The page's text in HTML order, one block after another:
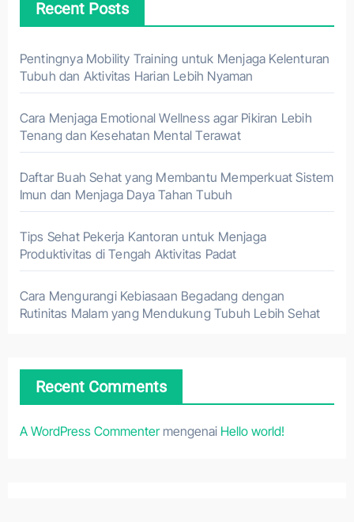
Recent Posts
Pentingnya Mobility Training untuk Menjaga Kelenturan
Tubuh dan Aktivitas Harian Lebih Nyaman
Cara Menjaga Emotional Wellness agar Pikiran Lebih
Tenang dan Kesehatan Mental Terawat
Daftar Buah Sehat yang Membantu Memperkuat Sistem
Imun dan Menjaga Daya Tahan Tubuh
Tips Sehat Pekerja Kantoran untuk Menjaga
Produktivitas di Tengah Aktivitas Padat
Cara Mengurangi Kebiasaan Begadang dengan
Rutinitas Malam yang Mendukung Tubuh Lebih Sehat
Recent Comments
A WordPress Commentermengenai Hello world!